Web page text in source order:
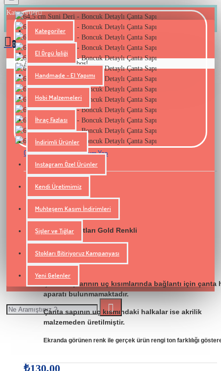
Kategoriler
Kategoriler
El Örgü İpliği
Handmade - El Yapımı
Hobi Malzemeleri
İhraç Fazlası
İndirimli Ürünler
Instagram Özel Ürünler
Kendi Üretimimiz
Muhteşem Kasım İndirimleri
Şişler ve Tığlar
Stokları Bitiriyoruz Kampanyası
Yeni Gelenler
0
Alışveriş sepetiniz boş!
0 yorum yapılmış. - Yorum Yap
₺130,00
Model Numarası: deribosap01
Metal Aparatları Gold Renkli
En = 4 cm
Çanta saplarının uç kısımlarında bağlantı için çanta
aparatı bulunmamaktadır.
Çanta sapının uç kısmındaki halkalar ise akrilik
malzemeden üretilmiştir.
Ekranda görünen renk ile gerçek ürün rengi ton farklılığı